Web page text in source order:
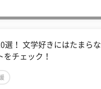
選！ 文学好きにはたまらな
チェック！